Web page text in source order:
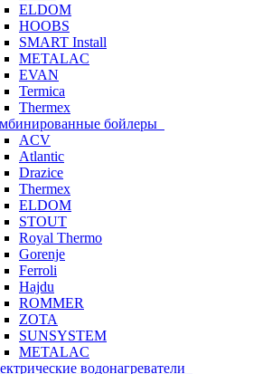
ELDOM
HOOBS
SMART Install
METALAC
EVAN
Termica
Thermex
бойлеры
ACV
Atlantic
Drazice
Thermex
ELDOM
STOUT
Royal Thermo
Gorenje
Ferroli
Hajdu
ROMMER
ZOTA
SUNSYSTEM
METALAC
водонагреватели